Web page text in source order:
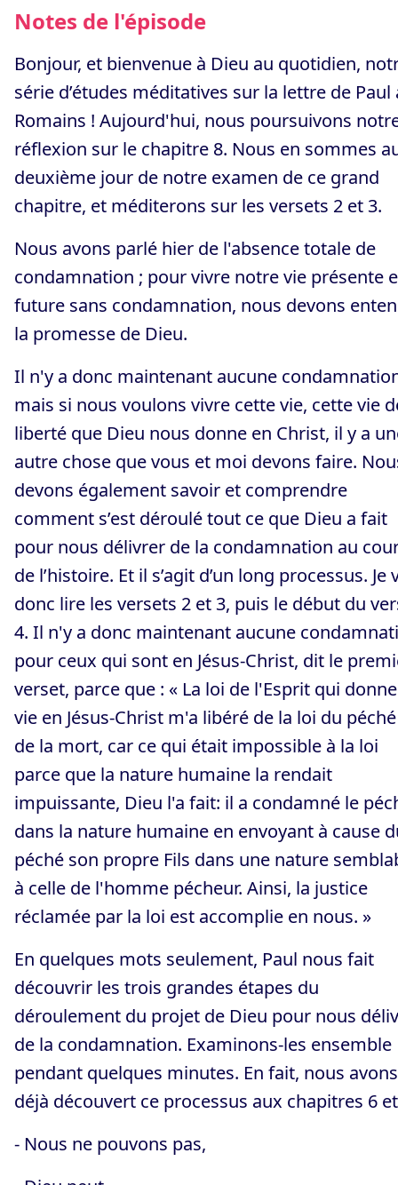
Notes de l'épisode
Bonjour, et bienvenue à Dieu au quotidien,
série d’études méditatives sur la lettre de Paul
Romains ! Aujourd'hui, nous poursuivons
réflexion sur le chapitre 8. Nous en sommes
deuxième jour de notre examen de ce grand
chapitre, et méditerons sur les versets 2 et 3.
Nous avons parlé hier de l'absence totale de
condamnation ; pour vivre notre vie présente
future sans condamnation, nous devons
la promesse de Dieu.
Il n'y a donc maintenant aucune
mais si nous voulons vivre cette vie, cette vie
liberté que Dieu nous donne en Christ, il y a
autre chose que vous et moi devons faire.
devons également savoir et comprendre
comment s’est déroulé tout ce que Dieu a fait
pour nous délivrer de la condamnation au
de l’histoire. Et il s’agit d’un long processus. Je
donc lire les versets 2 et 3, puis le début du
4. Il n'y a donc maintenant aucune
pour ceux qui sont en Jésus-Christ, dit le
verset, parce que : « La loi de l'Esprit qui
vie en Jésus-Christ m'a libéré de la loi du
de la mort, car ce qui était impossible à la loi
parce que la nature humaine la rendait
impuissante, Dieu l'a fait: il a condamné le
dans la nature humaine en envoyant à cause
péché son propre Fils dans une nature
à celle de l'homme pécheur. Ainsi, la justice
réclamée par la loi est accomplie en nous. »
En quelques mots seulement, Paul nous fait
découvrir les trois grandes étapes du
déroulement du projet de Dieu pour nous
de la condamnation. Examinons-les ensemble
pendant quelques minutes. En fait, nous avons
déjà découvert ce processus aux chapitres 6
- Nous ne pouvons pas,